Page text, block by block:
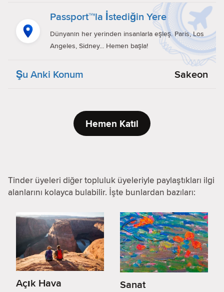
Passport™'la İstediğin Yere
Dünyanın her yerinden insanlarla eşleş. Paris, Los
Angeles, Sidney... Hemen başla!
Şu Anki Konum Sakeon
Hemen Katıl
Tinder üyeleri diğer topluluk üyeleriyle paylaştıkları ilgi
alanlarını kolayca bulabilir. İşte bunlardan bazıları:
Açık Hava Sanat